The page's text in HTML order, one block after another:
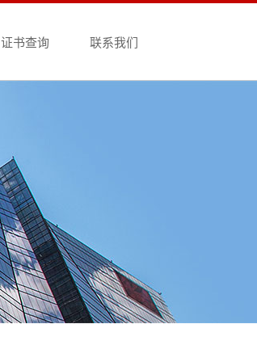
证书查询 联系我们